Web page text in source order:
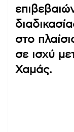
στο
σε ισχύ
Χαμάς.